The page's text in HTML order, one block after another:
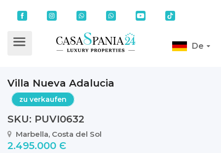
De
Villa Nueva Adalucia
zu verkaufen
SKU: PUVI0632
Marbella, Costa del Sol
2.495.000 Є